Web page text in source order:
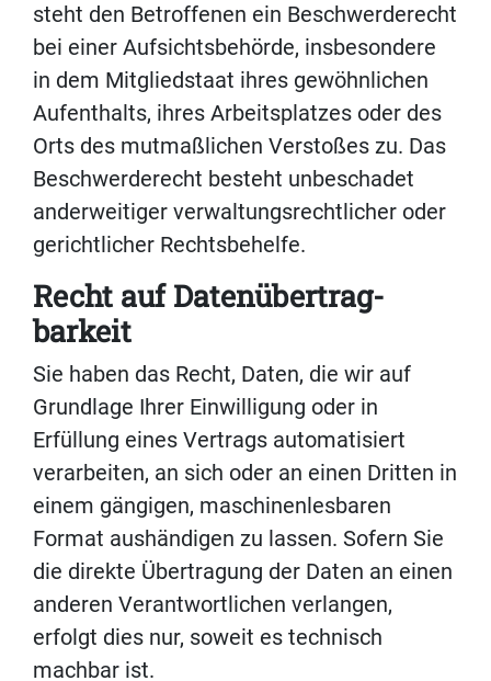
steht den Betroffenen ein Beschwerderecht
bei einer Aufsichtsbehörde, insbesondere
in dem Mitgliedstaat ihres gewöhnlichen
Aufenthalts, ihres Arbeitsplatzes oder des
Orts des mutmaßlichen Verstoßes zu. Das
Beschwerderecht besteht unbeschadet
anderweitiger verwaltungsrechtlicher oder
gerichtlicher Rechtsbehelfe.
Recht auf Daten­übertrag­
barkeit
Sie haben das Recht, Daten, die wir auf
Grundlage Ihrer Einwilligung oder in
Erfüllung eines Vertrags automatisiert
verarbeiten, an sich oder an einen Dritten in
einem gängigen, maschinenlesbaren
Format aushändigen zu lassen. Sofern Sie
die direkte Übertragung der Daten an einen
anderen Verantwortlichen verlangen,
erfolgt dies nur, soweit es technisch
machbar ist.